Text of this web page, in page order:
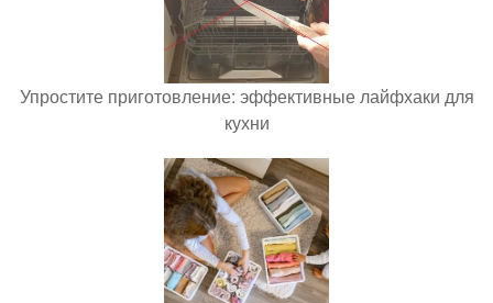
Упростите приготовление: эффективные лайфхаки для
кухни